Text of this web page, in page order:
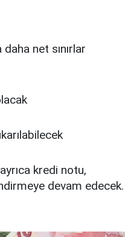
net sınırlar
kredi notu,
devam edecek.